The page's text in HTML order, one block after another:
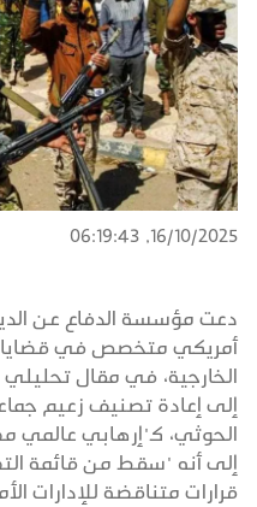
16/10/2025, 06:19:43
دعت مؤسسة الدفاع عن
أمريكي متخصص في قضايا
الخارجية، في مقال تحليلي
إلى إعادة تصنيف زعيم
الحوثي، كـ"إرهابي
إلى أنه "سقط من قائمة
قرارات متناقضة للإدارات